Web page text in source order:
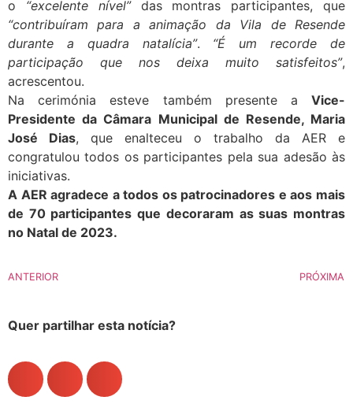
o “excelente nível”das montras participantes, que
“contribuíram para a animação da Vila de Resende
durante a quadra natalícia”. “É um recorde de
participação que nos deixa muito satisfeitos”,
acrescentou.
Na cerimónia esteve também presente a Vice-
Presidente da Câmara Municipal de Resende, Maria
José Dias, que enalteceu o trabalho da AER e
congratulou todos os participantes pela sua adesão às
iniciativas.
A AER agradece a todos os patrocinadores e aos mais
de 70 participantes que decoraram as suas montras
no Natal de 2023.
ANTERIOR PRÓXIMA
Quer partilhar esta notícia?